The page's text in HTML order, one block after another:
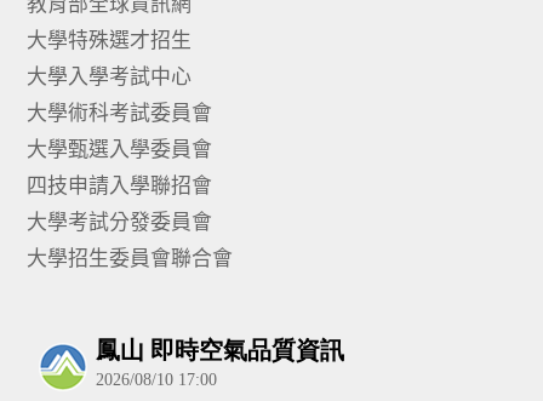
大學特殊選才招生
大學入學考試中心
大學術科考試委員會
大學甄選入學委員會
四技申請入學聯招會
大學考試分發委員會
大學招生委員會聯合會